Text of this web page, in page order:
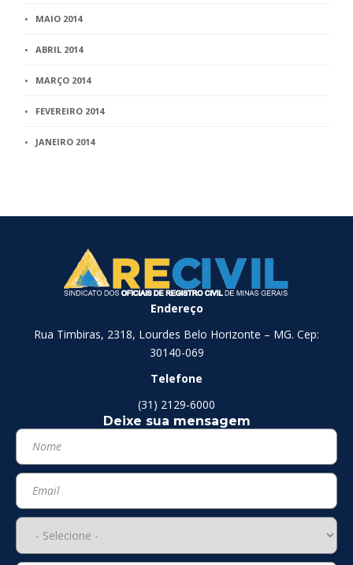
MAIO 2014
ABRIL 2014
MARÇO 2014
FEVEREIRO 2014
JANEIRO 2014
Endereço
Rua Timbiras, 2318, Lourdes Belo Horizonte – MG. Cep:
30140-069
Telefone
(31) 2129-6000
Deixe sua mensagem